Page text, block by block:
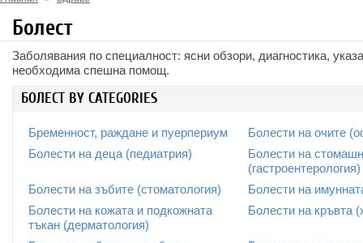
Болест
Заболявания по специалност: ясни обзори, диагностика,
необходима спешна помощ.
БОЛЕСТ BY CATEGORIES
Бременност, раждане и пуерпериум
Болести на очите
Болести на деца (педиатрия)
Болести на
(гастроентерология)
Болести на зъбите (стоматология)
Болести на
Болести на кожата и подкожната
тъкан (дерматология)
Болести на кръвта